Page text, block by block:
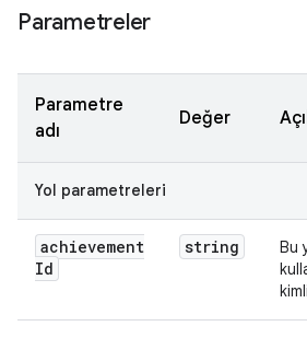
Parametreler
Parametre
adı
Değer
Yol parametreleri
achievement
Id
string
Bu